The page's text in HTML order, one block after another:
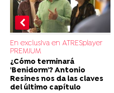
En exclusiva en ATRESplayer
PREMIUM
¿Cómo terminará
'Benidorm'? Antonio
Resines nos da las claves
del último capítulo